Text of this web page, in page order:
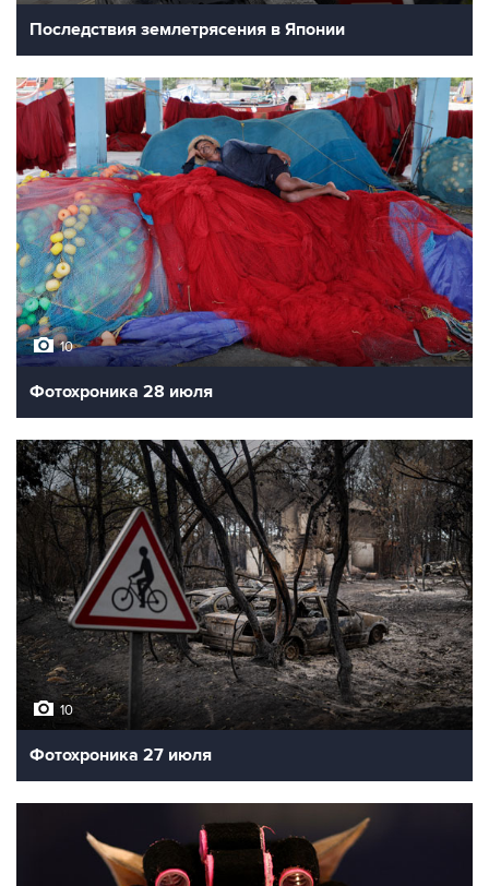
Последствия землетрясения в Японии
10
Фотохроника 28 июля
10
Фотохроника 27 июля